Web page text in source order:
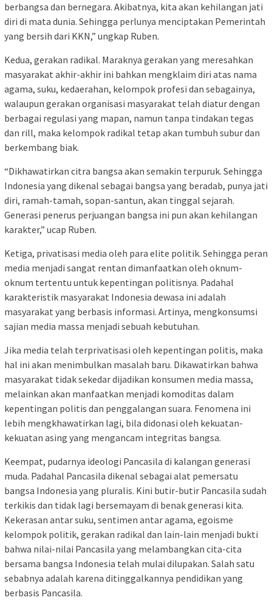
berbangsa dan bernegara. Akibatnya, kita akan kehilangan jati
diri di mata dunia. Sehingga perlunya menciptakan Pemerintah
yang bersih dari KKN,” ungkap Ruben.
Kedua, gerakan radikal. Maraknya gerakan yang meresahkan
masyarakat akhir-akhir ini bahkan mengklaim diri atas nama
agama, suku, kedaerahan, kelompok profesi dan sebagainya,
walaupun gerakan organisasi masyarakat telah diatur dengan
berbagai regulasi yang mapan, namun tanpa tindakan tegas
dan rill, maka kelompok radikal tetap akan tumbuh subur dan
berkembang biak.
“Dikhawatirkan citra bangsa akan semakin terpuruk. Sehingga
Indonesia yang dikenal sebagai bangsa yang beradab, punya jati
diri, ramah-tamah, sopan-santun, akan tinggal sejarah.
Generasi penerus perjuangan bangsa ini pun akan kehilangan
karakter,” ucap Ruben.
Ketiga, privatisasi media oleh para elite politik. Sehingga peran
media menjadi sangat rentan dimanfaatkan oleh oknum-
oknum tertentu untuk kepentingan politisnya. Padahal
karakteristik masyarakat Indonesia dewasa ini adalah
masyarakat yang berbasis informasi. Artinya, mengkonsumsi
sajian media massa menjadi sebuah kebutuhan.
Jika media telah terprivatisasi oleh kepentingan politis, maka
hal ini akan menimbulkan masalah baru. Dikawatirkan bahwa
masyarakat tidak sekedar dijadikan konsumen media massa,
melainkan akan manfaatkan menjadi komoditas dalam
kepentingan politis dan penggalangan suara. Fenomena ini
lebih mengkhawatirkan lagi, bila didonasi oleh kekuatan-
kekuatan asing yang mengancam integritas bangsa.
Keempat, pudarnya ideologi Pancasila di kalangan generasi
muda. Padahal Pancasila dikenal sebagai alat pemersatu
bangsa Indonesia yang pluralis. Kini butir-butir Pancasila sudah
terkikis dan tidak lagi bersemayam di benak generasi kita.
Kekerasan antar suku, sentimen antar agama, egoisme
kelompok politik, gerakan radikal dan lain-lain menjadi bukti
bahwa nilai-nilai Pancasila yang melambangkan cita-cita
bersama bangsa Indonesia telah mulai dilupakan. Salah satu
sebabnya adalah karena ditinggalkannya pendidikan yang
berbasis Pancasila.